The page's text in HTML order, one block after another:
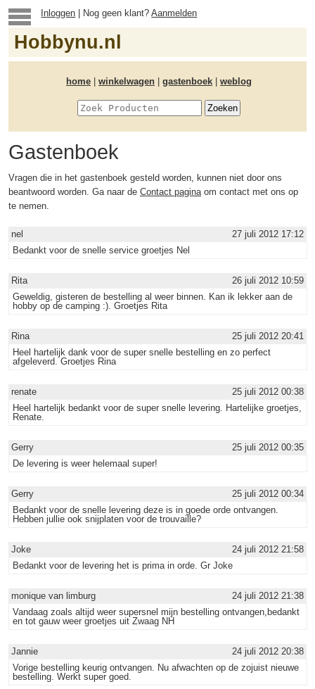
Inloggen | Nog geen klant?Aanmelden
Hobbynu.nl
home winkelwagen gastenboek weblog
Gastenboek
Vragen die in het gastenboek gesteld worden, kunnen niet door ons
beantwoord worden. Ga naar de Contact paginaom contact met ons op
te nemen.
nel
27 juli 2012 17:12
Bedankt voor de snelle service groetjes Nel
Rita
26 juli 2012 10:59
Geweldig, gisteren de bestelling al weer binnen. Kan ik lekker aan de
hobby op de camping :). Groetjes Rita
Rina
25 juli 2012 20:41
Heel hartelijk dank voor de super snelle bestelling en zo perfect
afgeleverd. Groetjes Rina
renate
25 juli 2012 00:38
Heel hartelijk bedankt voor de super snelle levering. Hartelijke groetjes,
Renate.
Gerry
25 juli 2012 00:35
De levering is weer helemaal super!
Gerry
25 juli 2012 00:34
Bedankt voor de snelle levering deze is in goede orde ontvangen.
Hebben jullie ook snijplaten voor de trouvaille?
Joke
24 juli 2012 21:58
Bedankt voor de levering het is prima in orde. Gr Joke
monique van limburg
24 juli 2012 21:38
Vandaag zoals altijd weer supersnel mijn bestelling ontvangen,bedankt
en tot gauw weer groetjes uit Zwaag NH
Jannie
24 juli 2012 20:38
Vorige bestelling keurig ontvangen. Nu afwachten op de zojuist nieuwe
bestelling. Werkt super goed.